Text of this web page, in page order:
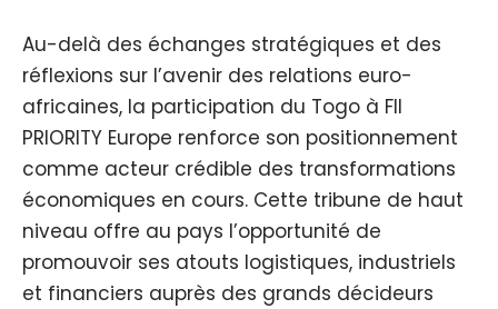
Au-delà des échanges stratégiques et des
réflexions sur l’avenir des relations euro-
africaines, la participation du Togo à FII
PRIORITY Europe renforce son positionnement
comme acteur crédible des transformations
économiques en cours. Cette tribune de haut
niveau offre au pays l’opportunité de
promouvoir ses atouts logistiques, industriels
et financiers auprès des grands décideurs